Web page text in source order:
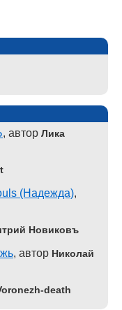
, автор Лика
(Надежда),
Новиковъ
, автор Николай
death